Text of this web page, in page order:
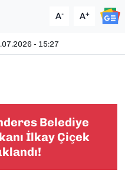
A- A+
- 15:27
Belediye
İlkay Çiçek